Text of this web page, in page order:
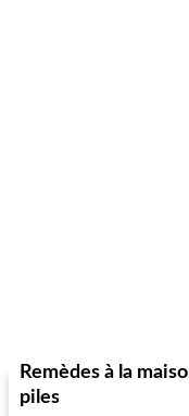
Remèdes à la
piles